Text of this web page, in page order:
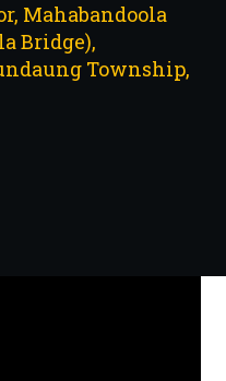
Mahabandoola
Bridge),
Township,